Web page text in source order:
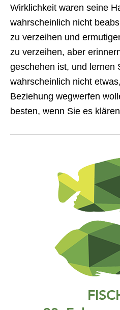
Wirklichkeit waren seine
wahrscheinlich nicht
zu verzeihen und
zu verzeihen, aber
geschehen ist, und lernen
wahrscheinlich nicht
Beziehung wegwerfen
besten, wenn Sie es